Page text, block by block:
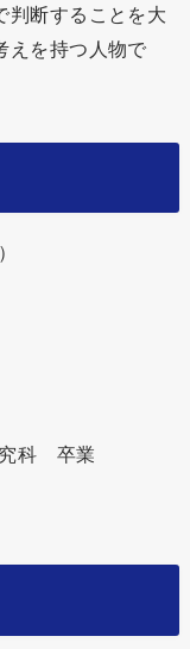
判断することを大
えを持つ人物で
究科 卒業